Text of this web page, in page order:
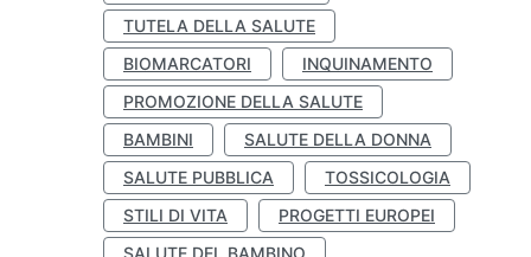
TUTELA DELLA SALUTE
BIOMARCATORI
INQUINAMENTO
PROMOZIONE DELLA SALUTE
BAMBINI
SALUTE DELLA DONNA
SALUTE PUBBLICA
TOSSICOLOGIA
STILI DI VITA
PROGETTI EUROPEI
SALUTE DEL BAMBINO